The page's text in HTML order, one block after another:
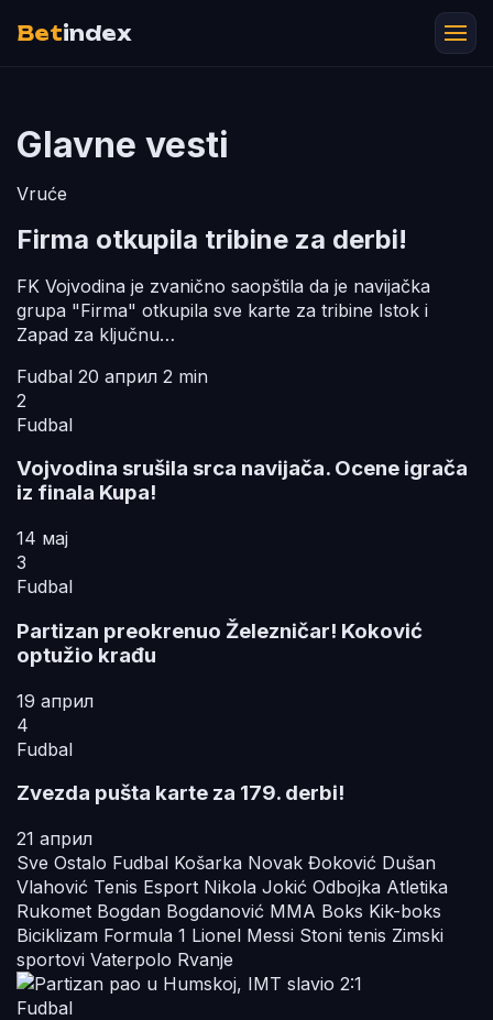
Betindex
Glavne vesti
Vruće
Firma otkupila tribine za derbi!
FK Vojvodina je zvanično saopštila da je navijačka
grupa "Firma" otkupila sve karte za tribine Istok i
Zapad za ključnu…
Fudbal 20 април 2 min
2
Fudbal
Vojvodina srušila srca navijača. Ocene igrača
iz finala Kupa!
14 мај
3
Fudbal
Partizan preokrenuo Železničar! Koković
optužio krađu
19 април
4
Fudbal
Zvezda pušta karte za 179. derbi!
21 април
Sve Ostalo Fudbal Košarka Novak Đoković Dušan
Vlahović Tenis Esport Nikola Jokić Odbojka Atletika
Rukomet Bogdan Bogdanović MMA Boks Kik-boks
Biciklizam Formula 1 Lionel Messi Stoni tenis Zimski
sportovi Vaterpolo Rvanje
Fudbal